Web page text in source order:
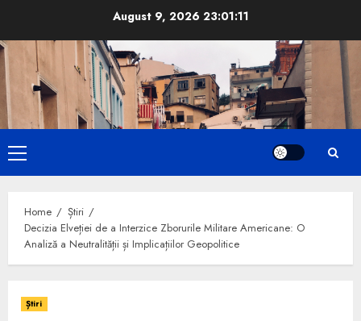
content
August 9, 2026 23:01:12
Primary
Menu
Home
Știri
Decizia Elveției de a Interzice Zborurile Militare Americane: O
Analiză a Neutralității și Implicațiilor Geopolitice
Știri